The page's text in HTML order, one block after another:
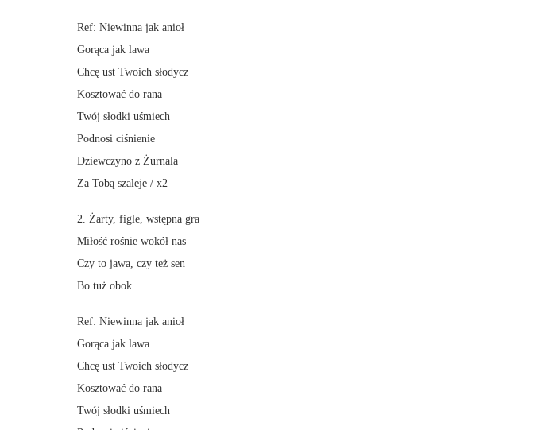
Ref: Niewinna jak anioł
Gorąca jak lawa
Chcę ust Twoich słodycz
Kosztować do rana
Twój słodki uśmiech
Podnosi ciśnienie
Dziewczyno z Żurnala
Za Tobą szaleje / x2
2. Żarty, figle, wstępna gra
Miłość rośnie wokół nas
Czy to jawa, czy też sen
Bo tuż obok…
Ref: Niewinna jak anioł
Gorąca jak lawa
Chcę ust Twoich słodycz
Kosztować do rana
Twój słodki uśmiech